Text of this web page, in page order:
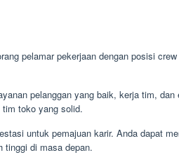
pelamar pekerjaan dengan posisi
pelanggan yang baik, kerja tim,
tim toko yang solid.
untuk pemajuan karir. Anda dapat
tinggi di masa depan.